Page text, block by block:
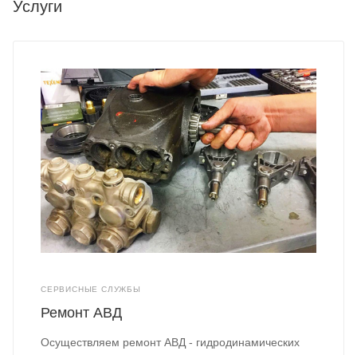
Услуги
СЕРВИСНЫЕ СЛУЖБЫ
Ремонт АВД
Осуществляем ремонт АВД - гидродинамических